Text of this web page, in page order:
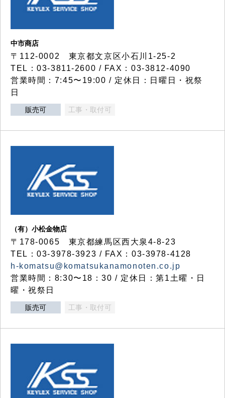
中市商店
〒112-0002 東京都文京区小石川1-25-2
TEL：03-3811-2600 / FAX：03-3812-4090
営業時間：7:45〜19:00 / 定休日：日曜日・祝祭
日
販売可 工事・取付可
（有）小松金物店
〒178-0065 東京都練馬区西大泉4-8-23
TEL：03-3978-3923 / FAX：03-3978-4128
h-komatsu@komatsukanamonoten.co.jp
営業時間：8:30〜18：30 / 定休日：第1土曜・日
曜・祝祭日
販売可 工事・取付可